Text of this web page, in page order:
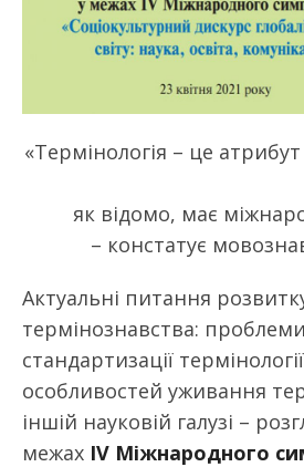
«Термінологія – це
як відомо, має
– констатує
Актуальні питання
термінознавства: проблеми
стандартизації
особливостей уживання
іншій науковій галузі –
межах ІV Міжнародного